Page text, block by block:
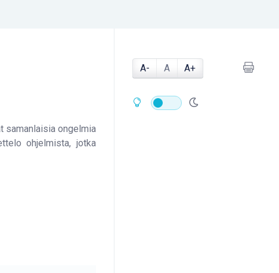
samanlaisia ongelmia
ohjelmista, jotka
A- A A+